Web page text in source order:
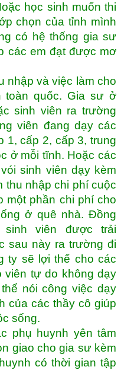
học sinh muốn thi
chọn của tỉnh mình
có hệ thống gia sư
các em đạt được mơ
nhập và việc làm cho
toàn quốc. Gia sư ở
sinh viên ra trường
viên đang dạy các
1, cấp 2, cấp 3, trung
ở mỗi tĩnh. Hoặc các
sinh viên dạy kèm
thu nhập chi phí cuộc
một phần chi phí cho
ở quê nhà. Đồng
viên được trải
sau này ra trường đi
ty sẽ lợi thế cho các
viên tự do không dạy
nói công việc dạy
của các thầy cô giúp
sống.
phụ huynh yên tâm
giao cho gia sư kèm
có thời gian tập